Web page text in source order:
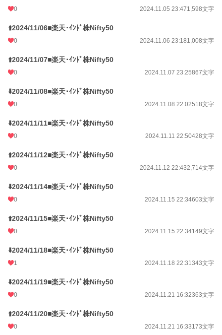
0 2024.11.05 23:471,598文字
⬆️2024/11/06■楽天･ｲﾝﾄﾞ株Nifty50
0 2024.11.06 23:181,008文字
⬆️2024/11/07■楽天･ｲﾝﾄﾞ株Nifty50
0 2024.11.07 23:25867文字
⬇️2024/11/08■楽天･ｲﾝﾄﾞ株Nifty50
0 2024.11.08 22:02518文字
⬇️2024/11/11■楽天･ｲﾝﾄﾞ株Nifty50
0 2024.11.11 22:50428文字
⬆️2024/11/12■楽天･ｲﾝﾄﾞ株Nifty50
0 2024.11.12 22:432,714文字
⬇️2024/11/14■楽天･ｲﾝﾄﾞ株Nifty50
0 2024.11.15 22:34603文字
⬆️2024/11/15■楽天･ｲﾝﾄﾞ株Nifty50
0 2024.11.15 22:34149文字
⬇️2024/11/18■楽天･ｲﾝﾄﾞ株Nifty50
1 2024.11.18 22:31343文字
⬇️2024/11/19■楽天･ｲﾝﾄﾞ株Nifty50
0 2024.11.21 16:32363文字
⬆️2024/11/20■楽天･ｲﾝﾄﾞ株Nifty50
0 2024.11.21 16:33173文字